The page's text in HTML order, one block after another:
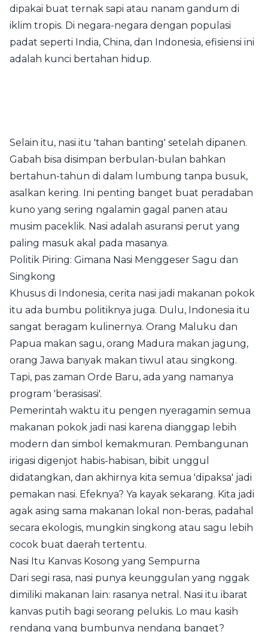
dipakai buat ternak sapi atau nanam gandum di
iklim tropis. Di negara-negara dengan populasi
padat seperti India, China, dan Indonesia, efisiensi ini
adalah kunci bertahan hidup.
Selain itu, nasi itu 'tahan banting' setelah dipanen.
Gabah bisa disimpan berbulan-bulan bahkan
bertahun-tahun di dalam lumbung tanpa busuk,
asalkan kering. Ini penting banget buat peradaban
kuno yang sering ngalamin gagal panen atau
musim paceklik. Nasi adalah asuransi perut yang
paling masuk akal pada masanya.
Politik Piring: Gimana Nasi Menggeser Sagu dan
Singkong
Khusus di Indonesia, cerita nasi jadi makanan pokok
itu ada bumbu politiknya juga. Dulu, Indonesia itu
sangat beragam kulinernya. Orang Maluku dan
Papua makan sagu, orang Madura makan jagung,
orang Jawa banyak makan tiwul atau singkong.
Tapi, pas zaman Orde Baru, ada yang namanya
program 'berasisasi'.
Pemerintah waktu itu pengen nyeragamin semua
makanan pokok jadi nasi karena dianggap lebih
modern dan simbol kemakmuran. Pembangunan
irigasi digenjot habis-habisan, bibit unggul
didatangkan, dan akhirnya kita semua 'dipaksa' jadi
pemakan nasi. Efeknya? Ya kayak sekarang. Kita jadi
agak asing sama makanan lokal non-beras, padahal
secara ekologis, mungkin singkong atau sagu lebih
cocok buat daerah tertentu.
Nasi Itu Kanvas Kosong yang Sempurna
Dari segi rasa, nasi punya keunggulan yang nggak
dimiliki makanan lain: rasanya netral. Nasi itu ibarat
kanvas putih bagi seorang pelukis. Lo mau kasih
rendang yang bumbunya nendang banget?